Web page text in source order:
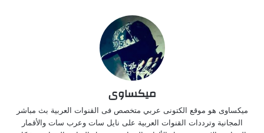
ميكساوى
ميكساوى هو موقع الكتونى عربي متخصص فى القنوات العربية بث مباشر
المجانية وترددات القنوات العربية على نايل سات وعرب سات والأقمار